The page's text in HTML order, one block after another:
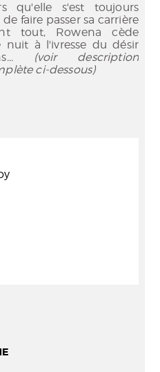
qu'elle s'est toujours
de faire passer sa carrière
tout, Rowena cède
nuit à l'ivresse du désir
... (voir description
ci-dessous)